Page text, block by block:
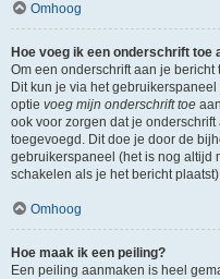
Omhoog
Hoe voeg ik een onderschrift toe
Om een onderschrift aan je
Dit kun je via het
optie voeg mijn onderschrift toe
ook voor zorgen dat je
toegevoegd. Dit doe je door de
gebruikerspaneel (het is nog altijd
schakelen als je het bericht
Omhoog
Hoe maak ik een peiling?
Een peiling aanmaken is heel